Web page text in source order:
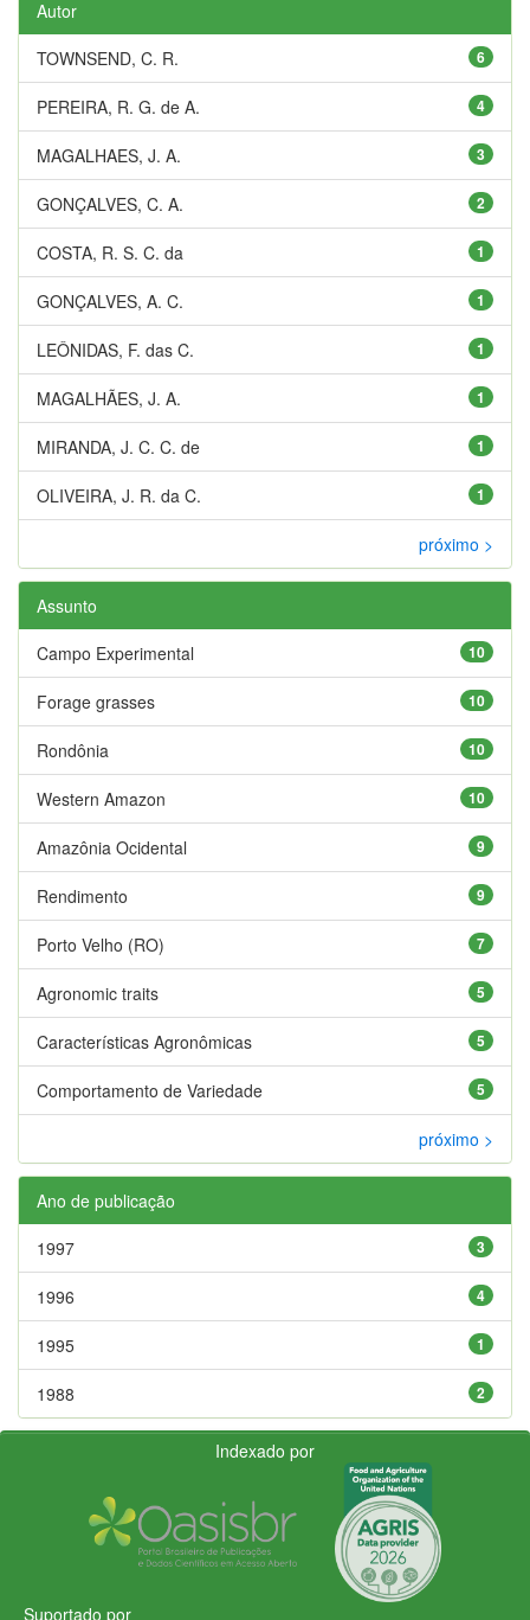
Autor
6
TOWNSEND, C. R.
4
PEREIRA, R. G. de A.
3
MAGALHAES, J. A.
2
GONÇALVES, C. A.
1
COSTA, R. S. C. da
1
GONÇALVES, A. C.
1
LEÔNIDAS, F. das C.
1
MAGALHÃES, J. A.
1
MIRANDA, J. C. C. de
1
OLIVEIRA, J. R. da C.
próximo >
Assunto
10
Campo Experimental
10
Forage grasses
10
Rondônia
10
Western Amazon
9
Amazônia Ocidental
9
Rendimento
7
Porto Velho (RO)
5
Agronomic traits
5
Características Agronômicas
5
Comportamento de Variedade
próximo >
Ano de publicação
3
1997
4
1996
1
1995
2
1988
Indexado por
Suportado por